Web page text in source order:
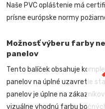
Naše PVC opláštenie má
prísne európske normy
Možnosť výberu farby
panelov
Tento balíček obsahuje
panelov na úplné uzavretie
panelov je úplne na
vizuálne vhodnú farbu